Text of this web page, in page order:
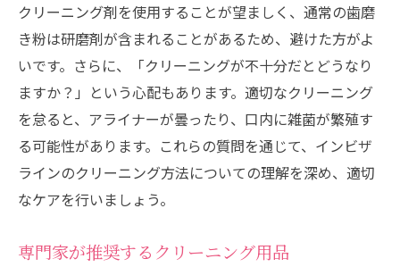
インビザラインケア福岡の専門家が教えるクリ
ーニングの極意
専門家から学ぶクリーニングの基本
クリーニングプロセスを最適化する方法
専門家が考えるクリーニングの重要性
効果的なクリーニング習慣を身につける
クリーニングにおける専門家のアドバイス
歯科医が推奨する福岡でのインビザラインの正
クリーニング剤を使用することが望ましく、通常の歯磨
き粉は研磨剤が含まれることがあるため、避けた方がよ
いです。さらに、「クリーニングが不十分だとどうなり
ますか？」という心配もあります。適切なクリーニング
を怠ると、アライナーが曇ったり、口内に雑菌が繁殖す
る可能性があります。これらの質問を通じて、インビザ
ラインのクリーニング方法についての理解を深め、適切
なケアを行いましょう。
専門家が推奨するクリーニング用品